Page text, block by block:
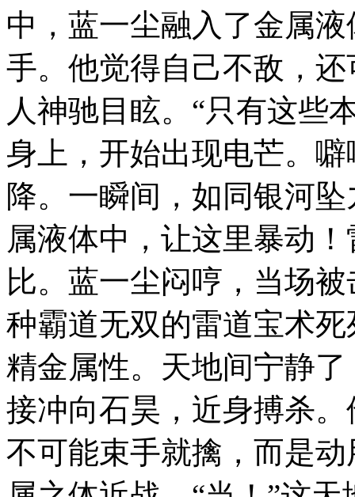
中，蓝一尘融入了金属
手。他觉得自己不敌，
人神驰目眩。“只有这些
身上，开始出现电芒。
降。一瞬间，如同银河
属液体中，让这里暴动
比。蓝一尘闷哼，当场
种霸道无双的雷道宝术
精金属性。天地间宁静
接冲向石昊，近身搏杀
不可能束手就擒，而是